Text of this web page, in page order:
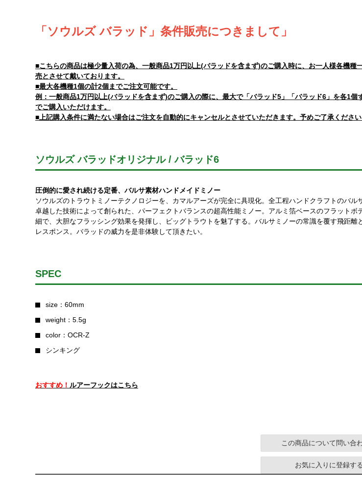
「ソウルズ バラッド」条件販売につきまして」
■こちらの商品は極少量入荷の為、一般商品1万円以上(バラッドを含まず)のご購入時に、お一人様各機種
売とさせて戴いております。
■最大各機種1個の計2個までご注文可能です。
例：一般商品1万円以上(バラッドを含まず)のご購入の際に、最大で「バラッド5」「バラッド6」を各1個
でご購入いただけます。
■上記購入条件に満たない場合はご注文を自動的にキャンセルとさせていただきます。予めご了承ください
ソウルズ バラッドオリジナル / バラッド6
圧倒的に愛され続ける定番、バルサ素材ハンドメイドミノー
ソウルズのトラウトミノーテクノロジーを、カマルアーズが完全に具現化。全工程ハンドクラフトのバル
卓越した技術によって創られた、パーフェクトバランスの超高性能ミノー。アルミ箔ベースのフラットボ
細で、大胆なフラッシング効果を発揮し、ビッグトラウトを魅了する。バルサミノーの常識を覆す飛距離
レスポンス。バラッドの威力を是非体験して頂きたい。
SPEC
size：60mm
weight：5.5g
color：OCR-Z
シンキング
おすすめ！ ルアーフックはこちら
この商品について問い合
お気に入りに登録する